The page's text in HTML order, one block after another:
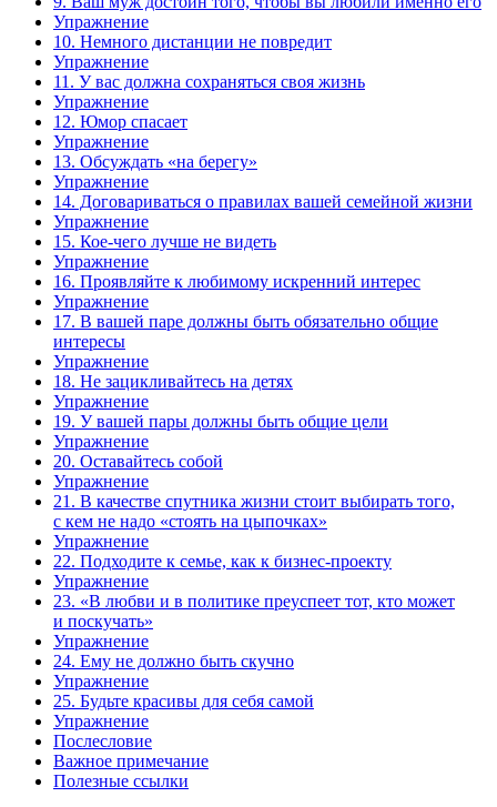
Упражнение
10. Немного дистанции не повредит
Упражнение
11. У вас должна сохраняться своя жизнь
Упражнение
12. Юмор спасает
Упражнение
13. Обсуждать «на берегу»
Упражнение
14. Договариваться о правилах вашей семейной жизни
Упражнение
15. Кое-чего лучше не видеть
Упражнение
16. Проявляйте к любимому искренний интерес
Упражнение
17. В вашей паре должны быть обязательно общие
интересы
Упражнение
18. Не зацикливайтесь на детях
Упражнение
19. У вашей пары должны быть общие цели
Упражнение
20. Оставайтесь собой
Упражнение
21. В качестве спутника жизни стоит выбирать того,
с кем не надо «стоять на цыпочках»
Упражнение
22. Подходите к семье, как к бизнес-проекту
Упражнение
23. «В любви и в политике преуспеет тот, кто может
и поскучать»
Упражнение
24. Ему не должно быть скучно
Упражнение
25. Будьте красивы для себя самой
Упражнение
Послесловие
Важное примечание
Полезные ссылки